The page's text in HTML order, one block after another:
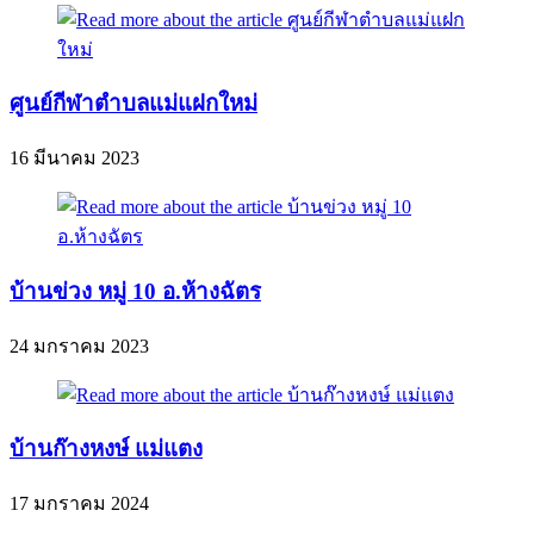
ศูนย์กีฬาตำบลแม่แฝกใหม่
16 มีนาคม 2023
บ้านข่วง หมู่ 10 อ.ห้างฉัตร
24 มกราคม 2023
บ้านก๊างหงษ์ แม่แตง
17 มกราคม 2024